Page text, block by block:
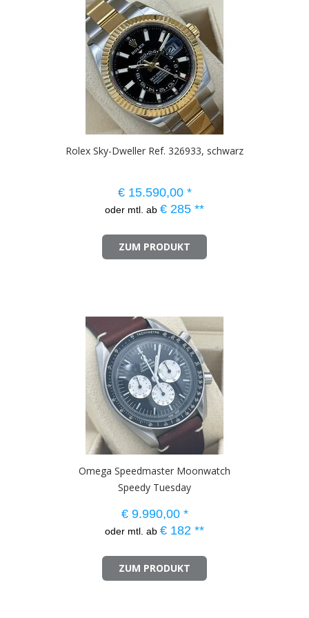
Rolex Sky-Dweller Ref. 326933, schwarz
€15.590,00 *
oder mtl. ab € 285 **
ZUM PRODUKT
Omega Speedmaster Moonwatch
Speedy Tuesday
€9.990,00 *
oder mtl. ab € 182 **
ZUM PRODUKT